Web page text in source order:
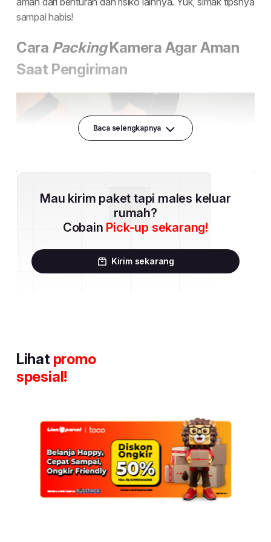
Baca selengkapnya
Mau kirim paket tapi males keluar
rumah?
Cobain Pick-up sekarang!
Kirim sekarang
Lihat promo
spesial!